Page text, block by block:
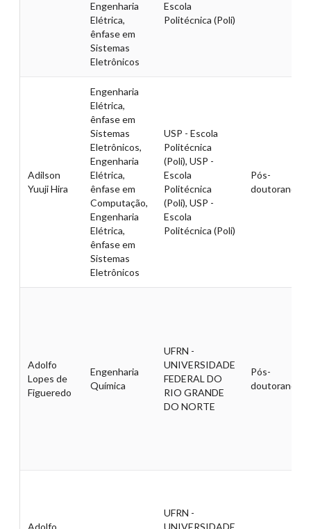
Engenharia
Elétrica,
ênfase em
Sistemas
Eletrônicos
Escola
Politécnica (Poli)
Adilson
Yuuji Hira
Engenharia
Elétrica,
ênfase em
Sistemas
Eletrônicos,
Engenharia
Elétrica,
ênfase em
Computação,
Engenharia
Elétrica,
ênfase em
Sistemas
Eletrônicos
USP - Escola
Politécnica
(Poli), USP -
Escola
Politécnica
(Poli), USP -
Escola
Politécnica (Poli)
Pós-
doutorando
Adolfo
Lopes de
Figueredo
Engenharia
Química
UFRN -
UNIVERSIDADE
FEDERAL DO
RIO GRANDE
DO NORTE
Pós-
doutorando
Adolfo
UFRN -
UNIVERSIDADE